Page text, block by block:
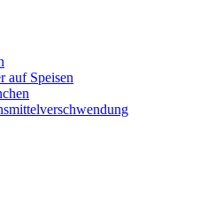
auf Speisen